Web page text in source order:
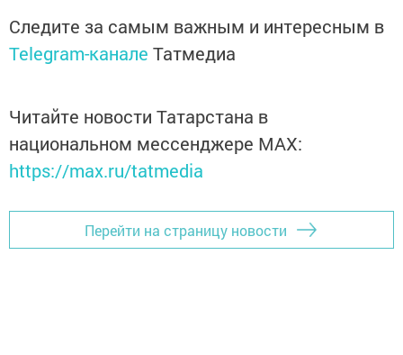
Следите за самым важным и интересным в
Telegram-канале Татмедиа
Читайте новости Татарстана в
национальном мессенджере MАХ:
https://max.ru/tatmedia
Перейти на страницу новости